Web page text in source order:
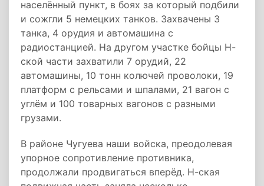
населённый пункт, в боях за который подбили
и сожгли 5 немецких танков. Захвачены 3
танка, 4 орудия и автомашина с
радиостанцией. На другом участке бойцы Н-
ской части захватили 7 орудий, 22
автомашины, 10 тонн колючей проволоки, 19
платформ с рельсами и шпалами, 21 вагон с
углём и 100 товарных вагонов с разными
грузами.
В районе Чугуева наши войска, преодолевая
упорное сопротивление противника,
продолжали продвигаться вперёд. Н-ская